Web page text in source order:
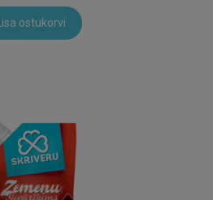
Lisa ostukorvi